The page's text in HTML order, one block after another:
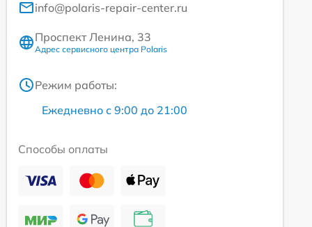
info@polaris-repair-center.ru
Проспект Ленина, 33
Адрес сервисного центра Polaris
Режим работы:
Ежедневно с 9:00 до 21:00
Способы оплаты